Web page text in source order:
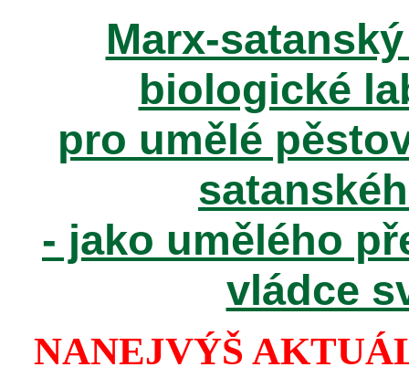
Marx-
biologické
pro umělé
- jako umělého
vládce
NANEJVÝŠ